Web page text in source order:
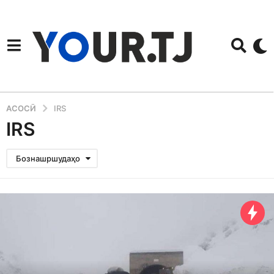
АСОСӢ IRS
IRS
Бознашршудаҳо